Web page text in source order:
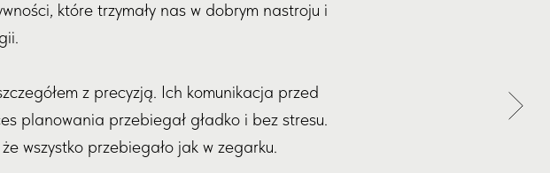
które trzymały nas w dobrym nastroju i
z precyzją. Ich komunikacja przed
planowania przebiegał gładko i bez stresu.
wszystko przebiegało jak w zegarku.